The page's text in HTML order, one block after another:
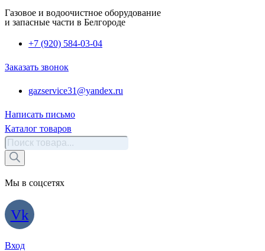
Газовое и водоочистное оборудование
и запасные части в Белгороде
+7 (920) 584-03-04
Заказать звонок
gazservice31@yandex.ru
Написать письмо
Каталог товаров
Поиск
товаров
Мы в соцсетях
Vk
Вход